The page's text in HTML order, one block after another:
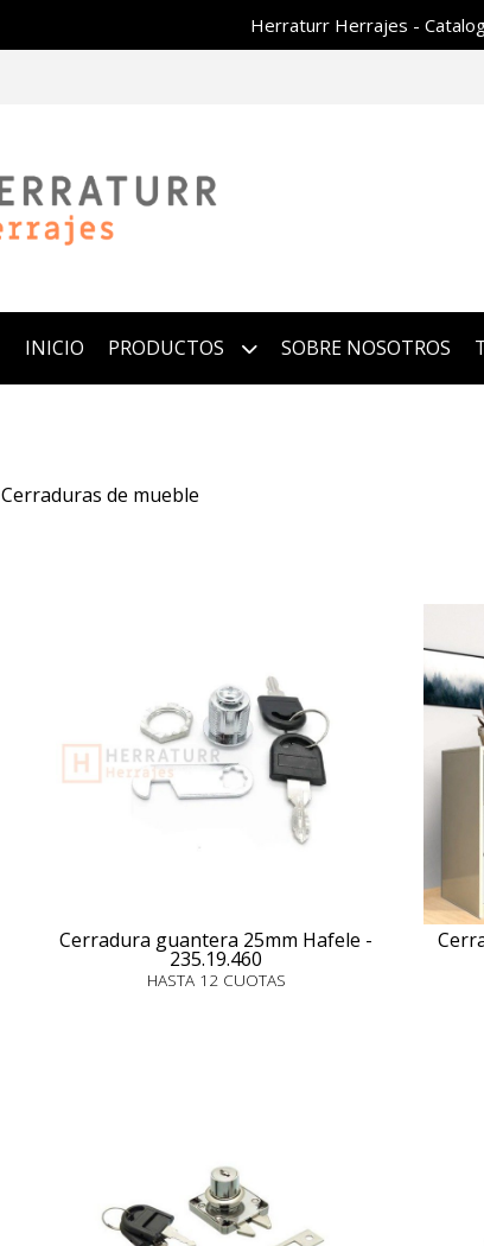
Herraturr Herrajes -
INICIO PRODUCTOS SOBRE NOSOTROS
Cerraduras de mueble
Cerradura guantera 25mm Hafele -
235.19.460
HASTA 12 CUOTAS